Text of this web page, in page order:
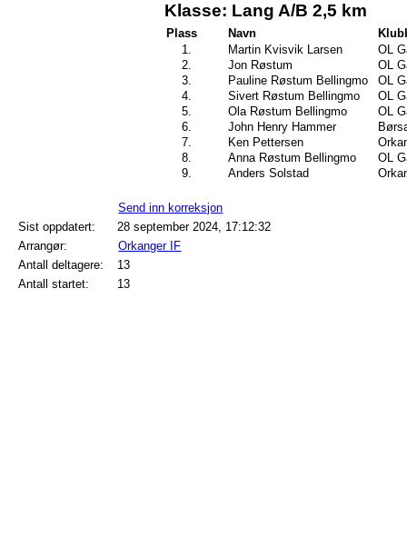
Klasse: Lang A/B 2,5 km
Plass Navn
1.
Martin Kvisvik Larsen
OL
2.
Jon Røstum
OL
3.
Pauline Røstum Bellingmo
OL
4.
Sivert Røstum Bellingmo
OL
5.
Ola Røstum Bellingmo
OL
6.
John Henry Hammer
7.
Ken Pettersen
8.
Anna Røstum Bellingmo
OL
9.
Anders Solstad
Send inn korreksjon
Sist oppdatert:
28 september 2024, 17:12:32
Arrangør:
Orkanger IF
Antall deltagere:
13
Antall startet:
13